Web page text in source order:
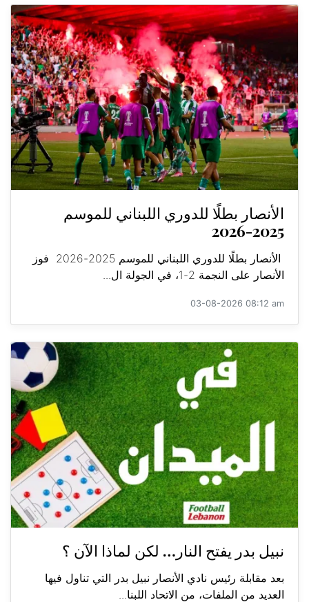
الأنصار بطلًا للدوري اللبناني للموسم
2025-2026
الأنصار بطلًا للدوري اللبناني للموسم 2025-2026 فوز
الأنصار على النجمة 2-1، في الجولة ال...
03-08-2026 08:12 am
نبيل بدر يفتح النار… لكن لماذا الآن ؟
بعد مقابلة رئيس نادي الأنصار نبيل بدر التي تناول فيها
العديد من الملفات، من الاتحاد اللبنا...